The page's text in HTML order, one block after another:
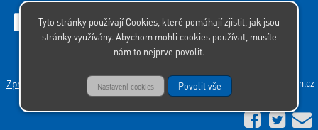
Facebook
Zpracování osobních údajů|Zásady Cookies © 2026 Insion.cz
Tyto stránky používají Cookies, které pomáhají zjistit, jak jsou
stránky využívány. Abychom mohli cookies používat, musíte
nám to nejprve povolit.